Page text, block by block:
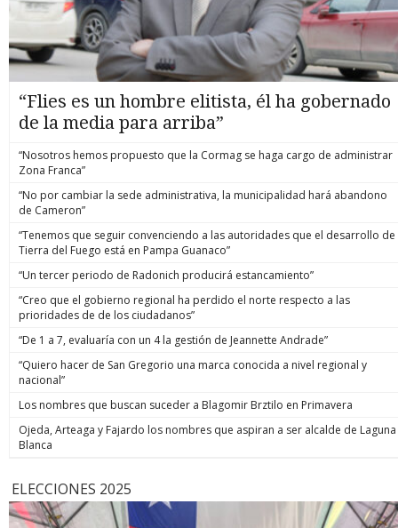
“Flies es un hombre elitista, él ha gobernado
de la media para arriba”
“Nosotros hemos propuesto que la Cormag se haga cargo de administrar
Zona Franca”
“No por cambiar la sede administrativa, la municipalidad hará abandono
de Cameron”
“Tenemos que seguir convenciendo a las autoridades que el desarrollo de
Tierra del Fuego está en Pampa Guanaco”
“Un tercer periodo de Radonich producirá estancamiento”
“Creo que el gobierno regional ha perdido el norte respecto a las
prioridades de de los ciudadanos”
“De 1 a 7, evaluaría con un 4 la gestión de Jeannette Andrade”
“Quiero hacer de San Gregorio una marca conocida a nivel regional y
nacional”
Los nombres que buscan suceder a Blagomir Brztilo en Primavera
Ojeda, Arteaga y Fajardo los nombres que aspiran a ser alcalde de Laguna
Blanca
ELECCIONES 2025